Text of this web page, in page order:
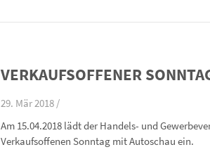
VERKAUFSOFFENER
29. Mär 2018 /
Am 15.04.2018 lädt der Handels- und
Verkaufsoffenen Sonntag mit Autoschau ein.